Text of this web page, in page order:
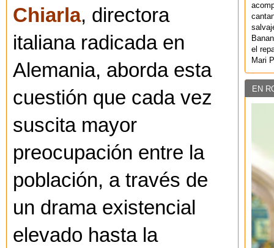
Chiarla, directora
italiana radicada en
Alemania, aborda esta
cuestión que cada vez
suscita mayor
preocupación entre la
población, a través de
un drama existencial
elevado hasta la
el
Mari
EN